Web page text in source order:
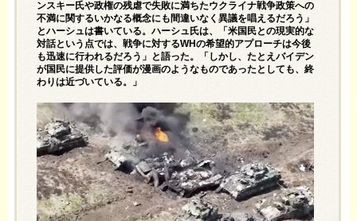
ンスキー氏や政権の残虐で失敗に満ちたウクライナ戦争政策への
不満に関するいかなる概念にも間違いなく異議を唱えるだろう」
とハーシュは書いている。ハーシュ氏は、「米国民との現実的な
対話という点では、戦争に対するWHの希望的アプローチは今後
も迅速に行われるだろう」と語った。「しかし、たとえバイデン
が国民に提供した評価が漫画のようなものであったとしても、終
わりは近づいている。」